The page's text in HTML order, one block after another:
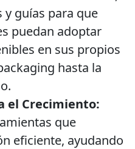
guías para que
puedan adoptar
en sus propios
hasta la
el Crecimiento:
que
eficiente, ayudando